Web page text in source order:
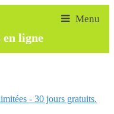
en ligne
- 30 jours gratuits.